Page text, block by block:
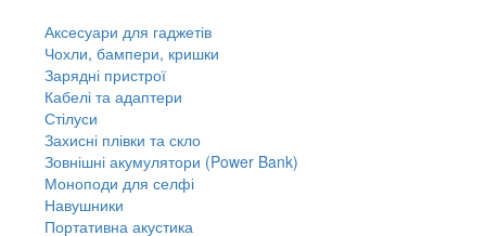
Аксесуари для гаджетів
Чохли, бампери, кришки
Зарядні пристрої
Кабелі та адаптери
Стілуси
Захисні плівки та скло
Зовнішні акумулятори (Power Bank)
Моноподи для селфі
Навушники
Портативна акустика